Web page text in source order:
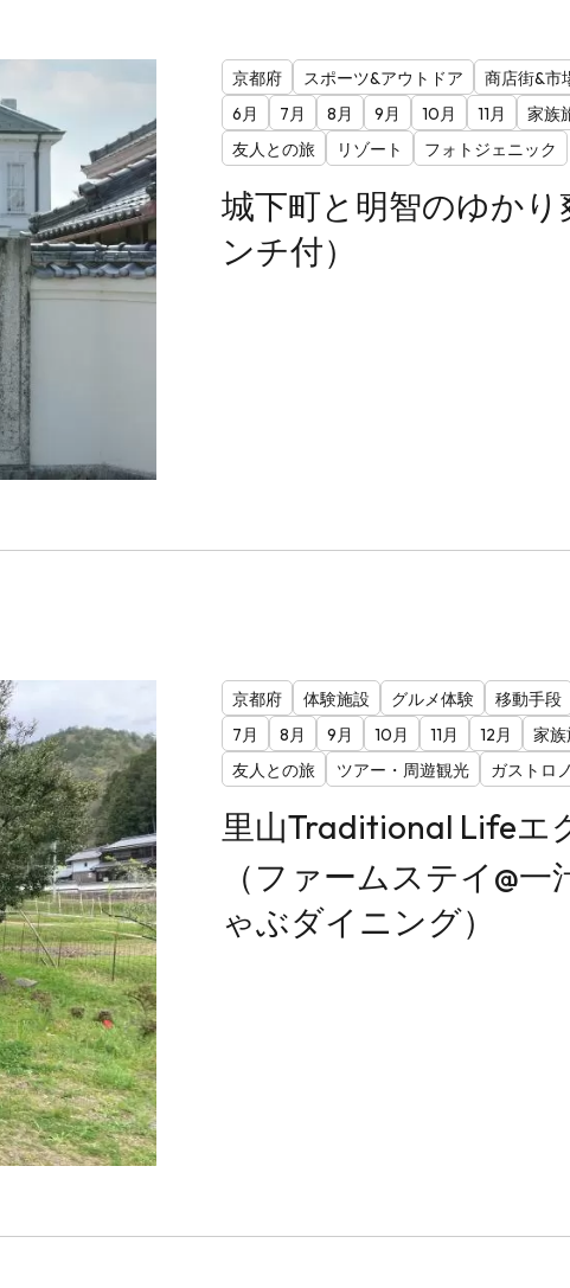
京都府 スポーツ&アウトドア 商店街&市
6月
7月 8月 9月 10月 11月 家族
友人との旅
リゾート フォトジェニック
城下町と明智のゆかり
ンチ付）
京都府 体験施設 グルメ体験 移動手段
7月
8月 9月 10月 11月 12月 家
友人との旅
ツアー・周遊観光 ガストロ
里山Traditional Lifeエ
（ファームステイ@
ゃぶダイニング）